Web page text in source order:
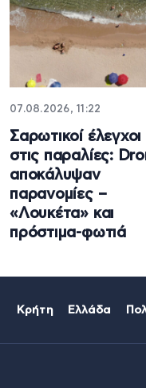
07.08.2026, 11:22
Σαρωτικοί έλεγχοι
στις παραλίες:
αποκάλυψαν
παρανομίες –
«Λουκέτα» και
πρόστιμα-φωτιά
Κρήτη Ελλάδα